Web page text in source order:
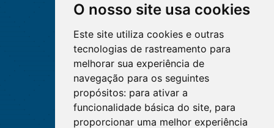
O nosso site usa cookies
Este site utiliza cookies e outras
tecnologias de rastreamento para
melhorar sua experiência de
navegação para os seguintes
propósitos: para ativar a
funcionalidade básica do site, para
proporcionar uma melhor experiência